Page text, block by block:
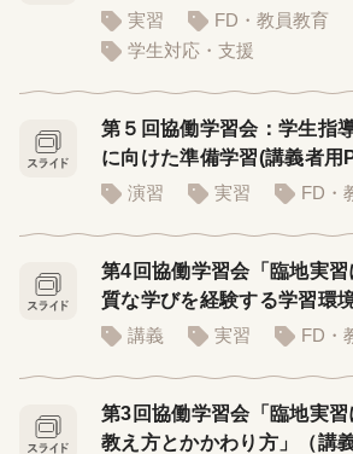
実習
FD・教員教育
学生対応・支援
第５回協働学習会：学生指
に向けた準備学習(講義者用
演習
実習 FD・
第4回協働学習会「臨地実
質な学びを経験する学習環境
講義
実習 FD・
第3回協働学習会「臨地実
教え方とかかわり方」（講